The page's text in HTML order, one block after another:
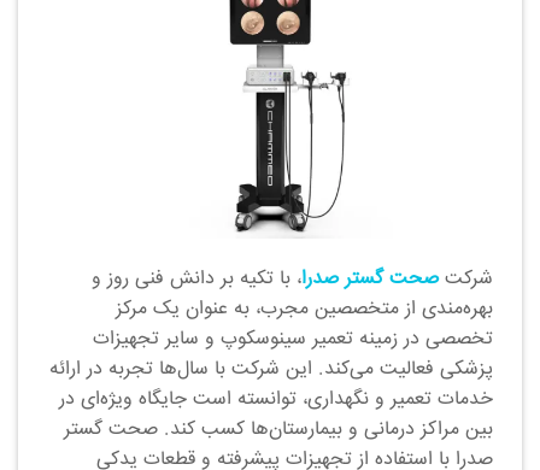
شرکتصحت گستر صدرا، با تکیه بر دانش فنی روز و
بهره‌مندی از متخصصین مجرب، به عنوان یک مرکز
تخصصی در زمینه تعمیر سینوسکوپ و سایر تجهیزات
پزشکی فعالیت می‌کند. این شرکت با سال‌ها تجربه در ارائه
خدمات تعمیر و نگهداری، توانسته است جایگاه ویژه‌ای در
بین مراکز درمانی و بیمارستان‌ها کسب کند. صحت گستر
صدرا با استفاده از تجهیزات پیشرفته و قطعات یدکی